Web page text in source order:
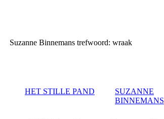
Suzanne Binnemans trefwoord: wraak
HET STILLE PAND
SUZANNE
BINNEMANS